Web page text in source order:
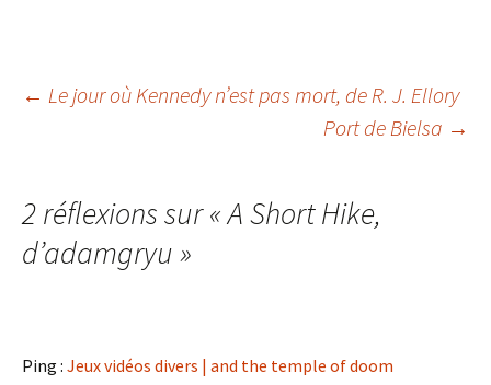
Navigation
articles
← Le jour où Kennedy n’est pas mort, de R. J. Ellory
Port de Bielsa →
2 réflexions sur «A Short Hike,
d’adamgryu»
Ping : Jeux vidéos divers | and the temple of doom